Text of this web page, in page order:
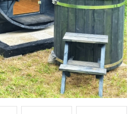
Doprava Kontakt
Blog
podmienky
Pravidlá súťaží na Facebooku